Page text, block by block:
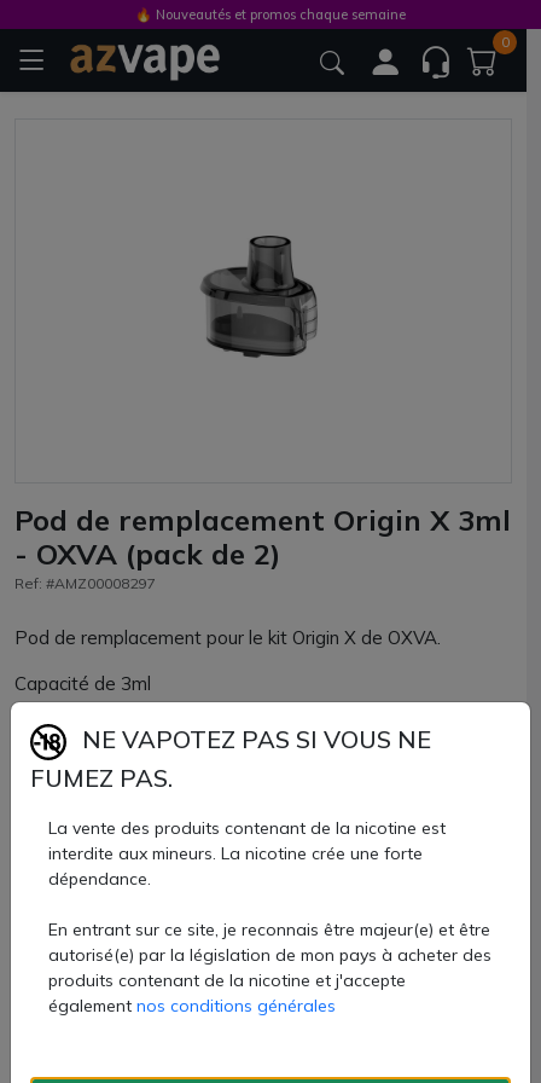
0
Pod de remplacement Origin X 3ml
- OXVA (pack de 2)
Ref: #AMZ00008297
Pod de remplacement pour le kit Origin X de OXVA.
Capacité de 3ml
6,70 €
Quantité
AJOUTER À MON PANIER
Livraison rapide
🔥 Nouveautés et promos chaque semaine
NE VAPOTEZ PAS SI VOUS NE
FUMEZ PAS.
La vente des produits contenant de la nicotine est
interdite aux mineurs. La nicotine crée une forte
dépendance.
En entrant sur ce site, je reconnais être majeur(e) et être
autorisé(e) par la législation de mon pays à acheter des
produits contenant de la nicotine et j'accepte
également nos conditions générales